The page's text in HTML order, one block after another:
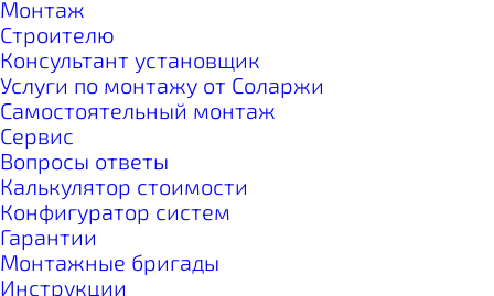
Монтаж
Строителю
Консультант установщик
Услуги по монтажу от Соларжи
Самостоятельный монтаж
Сервис
Вопросы ответы
Калькулятор стоимости
Конфигуратор систем
Гарантии
Монтажные бригады
Инструкции